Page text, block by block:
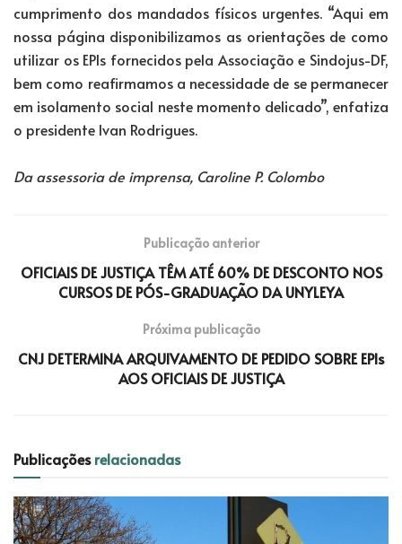
cumprimento dos mandados físicos urgentes. “Aqui em
nossa página disponibilizamos as orientações de como
utilizar os EPIs fornecidos pela Associação e Sindojus-DF,
bem como reafirmamos a necessidade de se permanecer
em isolamento social neste momento delicado”, enfatiza
o presidente Ivan Rodrigues.
Da assessoria de imprensa, Caroline P. Colombo
Publicação anterior
OFICIAIS DE JUSTIÇA TÊM ATÉ 60% DE DESCONTO NOS
CURSOS DE PÓS-GRADUAÇÃO DA UNYLEYA
Próxima publicação
CNJ DETERMINA ARQUIVAMENTO DE PEDIDO SOBRE EPIs
AOS OFICIAIS DE JUSTIÇA
Publicaçõesrelacionadas